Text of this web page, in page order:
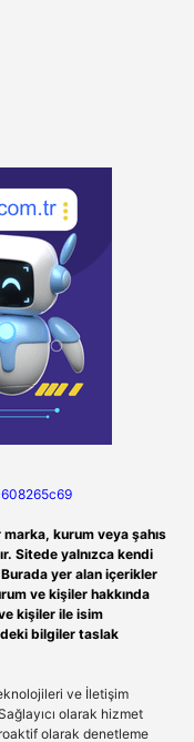
kurum veya şahıs
Sitede yalnızca kendi
Burada yer alan içerikler
ve kişiler hakkında
kişiler ile isim
bilgiler taslak
ve İletişim
olarak hizmet
olarak denetleme